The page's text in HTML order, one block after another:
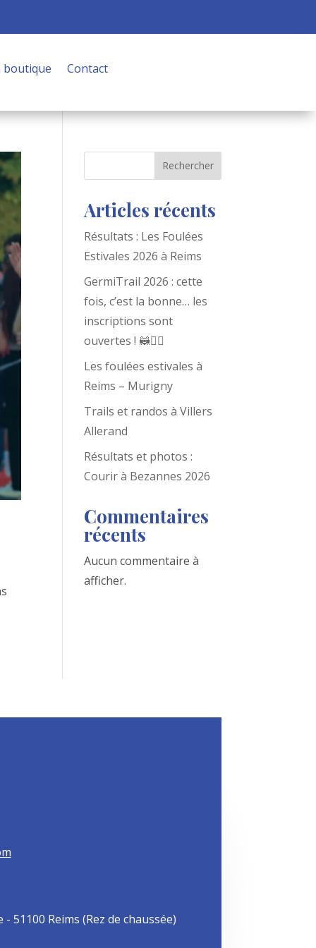
boutique Contact
Rechercher
Articles récents
Résultats : Les Foulées
Estivales 2026 à Reims
GermiTrail 2026 : cette
fois, c’est la bonne… les
inscriptions sont
ouvertes ! 🦝🏃‍♂️
Les foulées estivales à
Reims – Murigny
Trails et randos à Villers
Allerand
Résultats et photos :
Courir à Bezannes 2026
Commentaires
récents
Aucun commentaire à
afficher.
51100 Reims (Rez de chaussée)